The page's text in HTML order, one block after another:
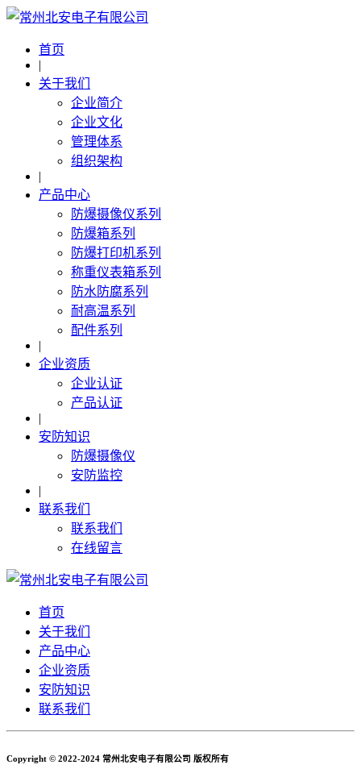
首页
|
关于我们
企业简介
企业文化
管理体系
组织架构
|
产品中心
防爆摄像仪系列
防爆箱系列
防爆打印机系列
称重仪表箱系列
防水防腐系列
耐高温系列
配件系列
|
企业资质
企业认证
产品认证
|
安防知识
防爆摄像仪
安防监控
|
联系我们
联系我们
在线留言
首页
关于我们
产品中心
企业资质
安防知识
联系我们
Copyright © 2022-2024 常州北安电子有限公司 版权所有